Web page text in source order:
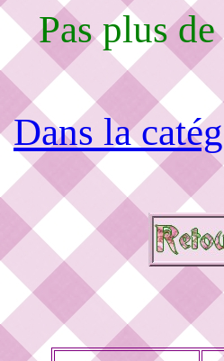
Pas plus de
Dans la